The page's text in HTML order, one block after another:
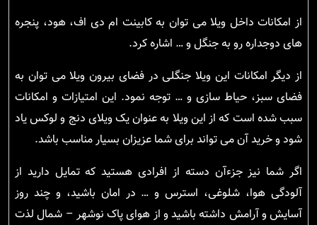
از امکانات داخل ویلا می توان به کابینت ام دی اف، هود، پنجره
های دوجداره رو به جنگل و … اشاره کرد.
از دیگر امکانات این ویلا جنگلی در فضای بیرون ویلا می توان به
فضای سبز، حیاط سازی و … توجه نمود. این امتیازات و امکانات
سبب شده است که از این ویلا به عنوان یک ویلای دنج و لوکس یاد
شود و خرید آن می تواند برای شما عزیزان بسیار مناسب باشد.
اگر شما نیز جزءآن دسته از افرادی هستید که تمایل دارید از
آلودگی هوا، شلوغی، استرس و … در امان باشید، و چند روز
آسایش و آرامش داشته باشید و از هوای پاک نوشهر – شمال لذت